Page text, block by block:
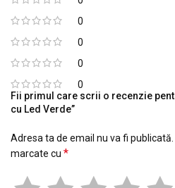
0
0
0
0
Fii primul care scrii o recenzie
cu Led Verde”
Adresa ta de email nu va fi publicată.
marcate cu *